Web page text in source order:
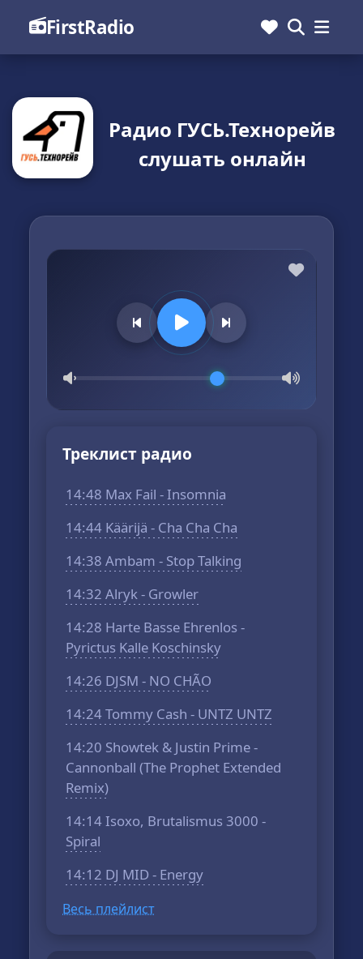
FirstRadio
Радио ГУСЬ.Технорейв
слушать онлайн
Треклист радио
14:48 Max Fail - Insomnia
14:44 Käärijä - Cha Cha Cha
14:38 Ambam - Stop Talking
14:32 Alryk - Growler
14:28 Harte Basse Ehrenlos -
Pyrictus Kalle Koschinsky
14:26 DJSM - NO CHÃO
14:24 Tommy Cash - UNTZ UNTZ
14:20 Showtek & Justin Prime -
Cannonball (The Prophet Extended
Remix)
14:14 Isoxo, Brutalismus 3000 -
Spiral
14:12 DJ MID - Energy
Весь плейлист